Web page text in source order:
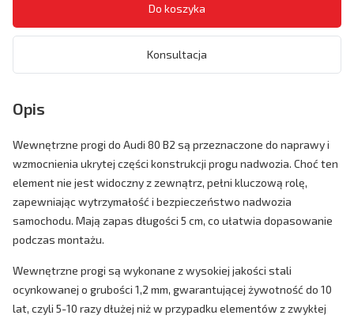
Konsultacja
Opis
Wewnętrzne progi do Audi 80 B2 są przeznaczone do naprawy i
wzmocnienia ukrytej części konstrukcji progu nadwozia. Choć ten
element nie jest widoczny z zewnątrz, pełni kluczową rolę,
zapewniając wytrzymałość i bezpieczeństwo nadwozia
samochodu. Mają zapas długości 5 cm, co ułatwia dopasowanie
podczas montażu.
Wewnętrzne progi są wykonane z wysokiej jakości stali
ocynkowanej o grubości 1,2 mm, gwarantującej żywotność do 10
lat, czyli 5-10 razy dłużej niż w przypadku elementów z zwykłej